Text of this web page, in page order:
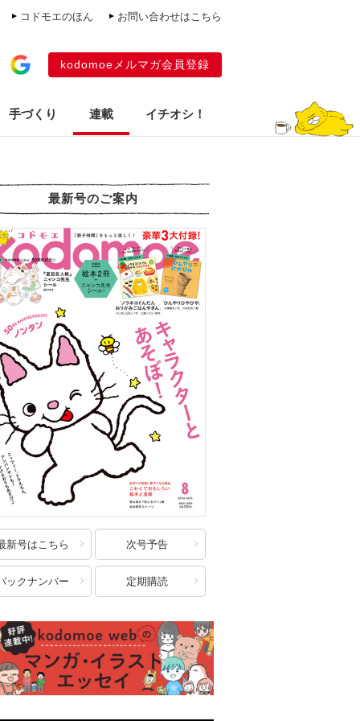
コドモエのほん お問い合わせはこちら
kodomoeメルマガ会員登録
手づくり 連載 イチオシ！
最新号のご案内
新号はこちら 次号予告
ックナンバー 定期購読